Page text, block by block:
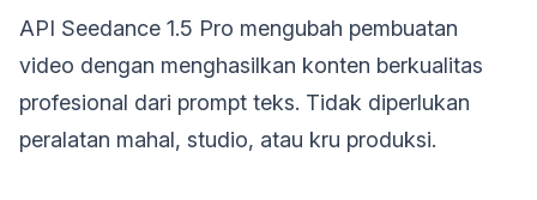
API Seedance 1.5 Pro mengubah pembuatan
video dengan menghasilkan konten berkualitas
profesional dari prompt teks. Tidak diperlukan
peralatan mahal, studio, atau kru produksi.